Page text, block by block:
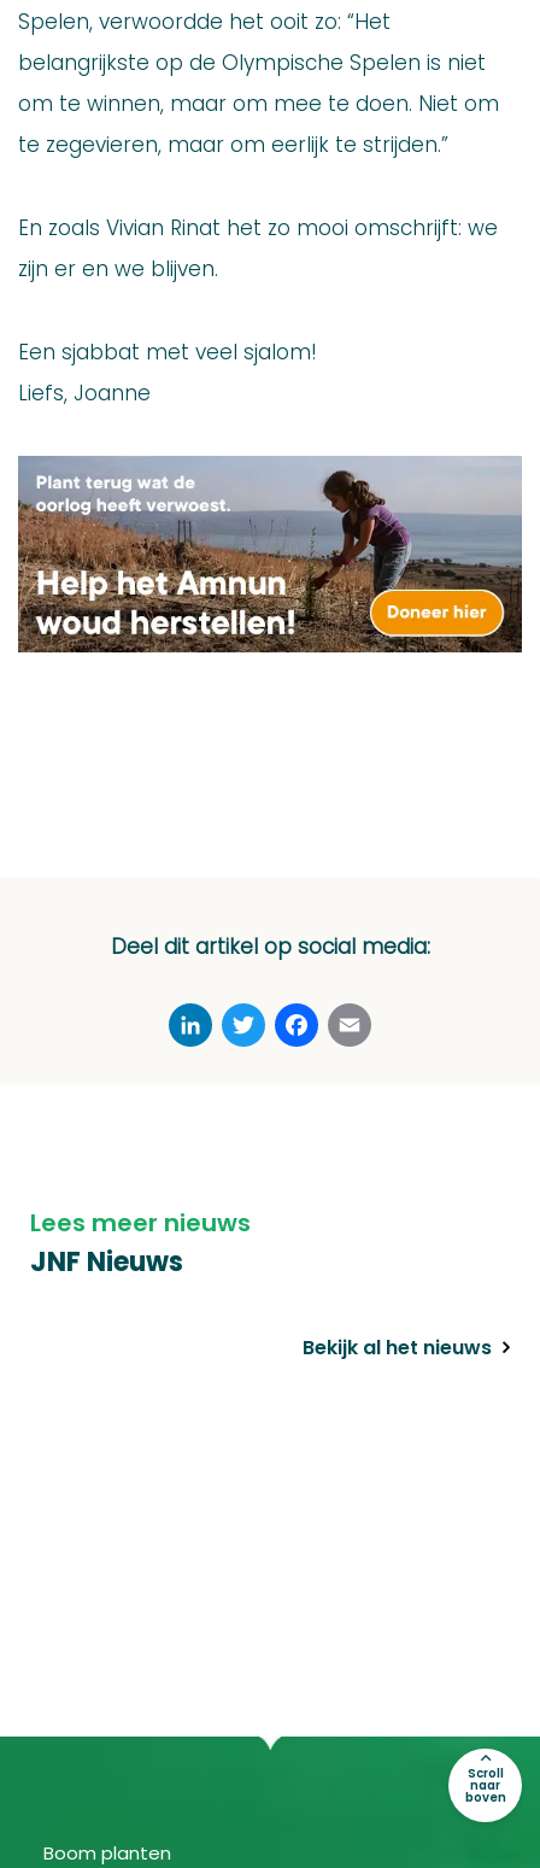
Spelen, verwoordde het ooit zo: “Het
belangrijkste op de Olympische Spelen is niet
om te winnen, maar om mee te doen. Niet om
te zegevieren, maar om eerlijk te strijden.”
En zoals Vivian Rinat het zo mooi omschrijft: we
zijn er en we blijven.
Een sjabbat met veel sjalom!
Liefs, Joanne
Deel dit artikel op social media:
LinkedInTwitterFacebook
Lees meer nieuws
JNF Nieuws
Bekijk al het nieuws
Boom planten
Scroll
naar
boven